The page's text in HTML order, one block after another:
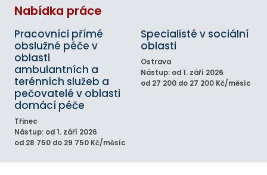
Nabídka práce
Pracovníci přímé
obslužné péče v
oblasti
ambulantních a
terénních služeb a
pečovatelé v oblasti
domácí péče
Třinec
Nástup: od 1. září 2026
od 28 750 do 29 750 Kč/měsíc
Specialisté v sociální
oblasti
Ostrava
Nástup: od 1. září 2026
od 27 200 do 27 200 Kč/měsíc